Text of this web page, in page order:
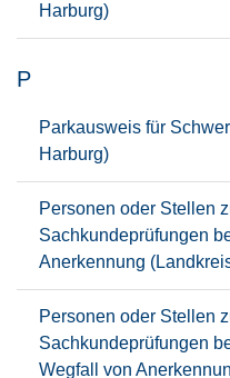
Harburg)
P
Parkausweis für
Harburg)
Personen oder Stellen
Sachkundeprüfungen
Anerkennung
Personen oder Stellen
Sachkundeprüfungen
Wegfall von